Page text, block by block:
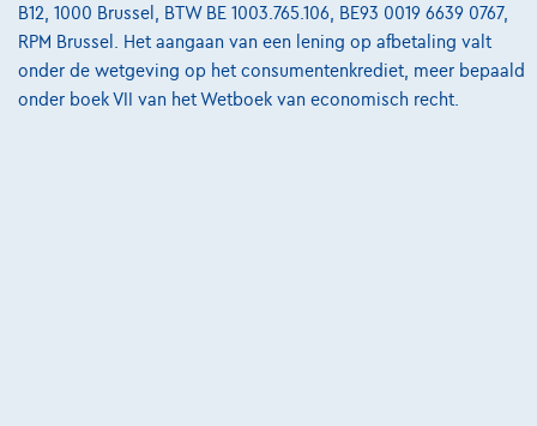
Vanaf€317,08/maandmet een laatste maandaflossing
van€6.616,78
Ontdek het volledige cijfervoorbeeld
B12, 1000 Brussel, BTW BE 1003.765.106, BE93 0019 6639 0767,
RPM Brussel. Het aangaan van een lening op afbetaling valt
onder de wetgeving op het consumentenkrediet, meer bepaald
onder boek VII van het Wetboek van economisch recht.